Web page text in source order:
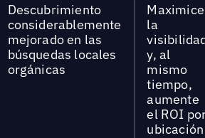
Descubrimiento
considerablemente
mejorado en las
búsquedas locales
orgánicas
Maximice
la
y, al
mismo
tiempo,
aumente
el ROI
ubicación